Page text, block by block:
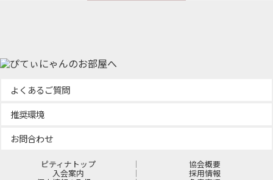
よくあるご質問
推奨環境
お問合わせ
ピティナトップ 協会概要
入会案内 採用情報